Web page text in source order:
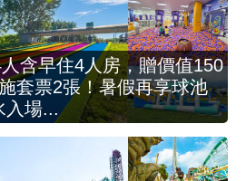
含早住4人房，贈價值150
套票2張！暑假再享球池
入場...